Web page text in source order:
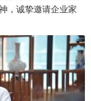
，诚挚邀请企业家